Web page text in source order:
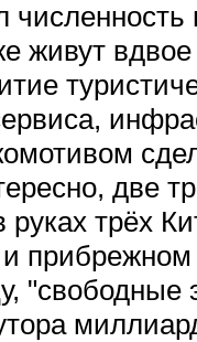
численность
живут
две
руках трёх
"свободные